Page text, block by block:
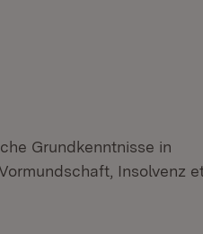
Grundkenntnisse in
Insolvenz